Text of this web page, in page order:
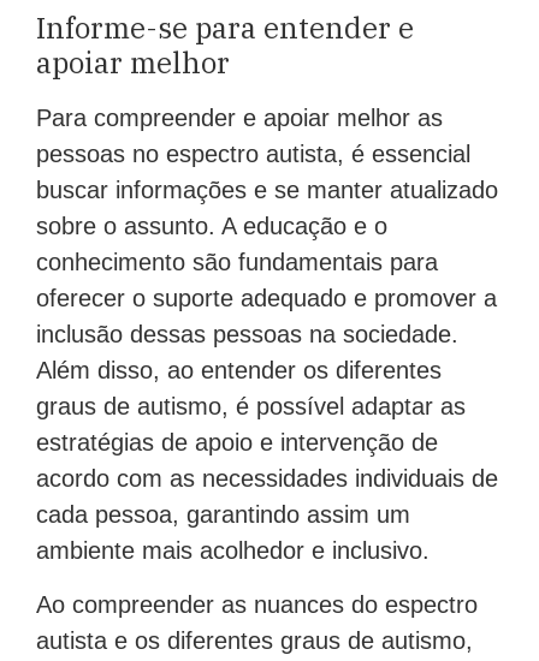
Informe-se para entender e
apoiar melhor
Para compreender e apoiar melhor as
pessoas no espectro autista, é essencial
buscar informações e se manter atualizado
sobre o assunto. A educação e o
conhecimento são fundamentais para
oferecer o suporte adequado e promover a
inclusão dessas pessoas na sociedade.
Além disso, ao entender os diferentes
graus de autismo, é possível adaptar as
estratégias de apoio e intervenção de
acordo com as necessidades individuais de
cada pessoa, garantindo assim um
ambiente mais acolhedor e inclusivo.
Ao compreender as nuances do espectro
autista e os diferentes graus de autismo,